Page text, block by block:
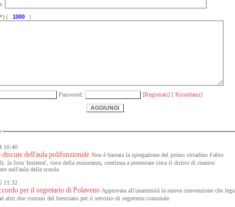
(
)
Password: [Registrati] [ Ricordami]
10:40
discute dell'aula polifunzionaleNon è bastata la spiegazione del primo cittadino Fabio
la lista 'Insieme', voce della minoranza, continua a protestare circa il diritto di riunirsi
nell'aula della scuola
11:32
per il segretario di PolavenoApprovata all'unanimità la nuova convenzione che lega
altri due comuni del bresciano per il servizio di segreteria comunale